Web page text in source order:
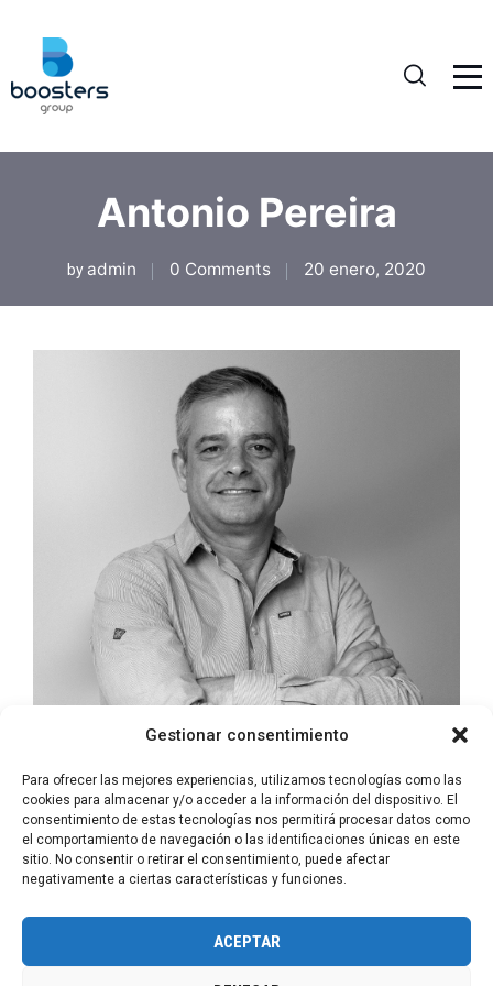
Gestionar consentimiento
Para ofrecer las mejores experiencias, utilizamos tecnologías como las
cookies para almacenar y/o acceder a la información del dispositivo. El
consentimiento de estas tecnologías nos permitirá procesar datos como
el comportamiento de navegación o las identificaciones únicas en este
sitio. No consentir o retirar el consentimiento, puede afectar
negativamente a ciertas características y funciones.
ACEPTAR
Antonio Pereira
by admin 0 Comments 20 enero, 2020
AntonioPereira
PR&EVENTS PORTUGAL